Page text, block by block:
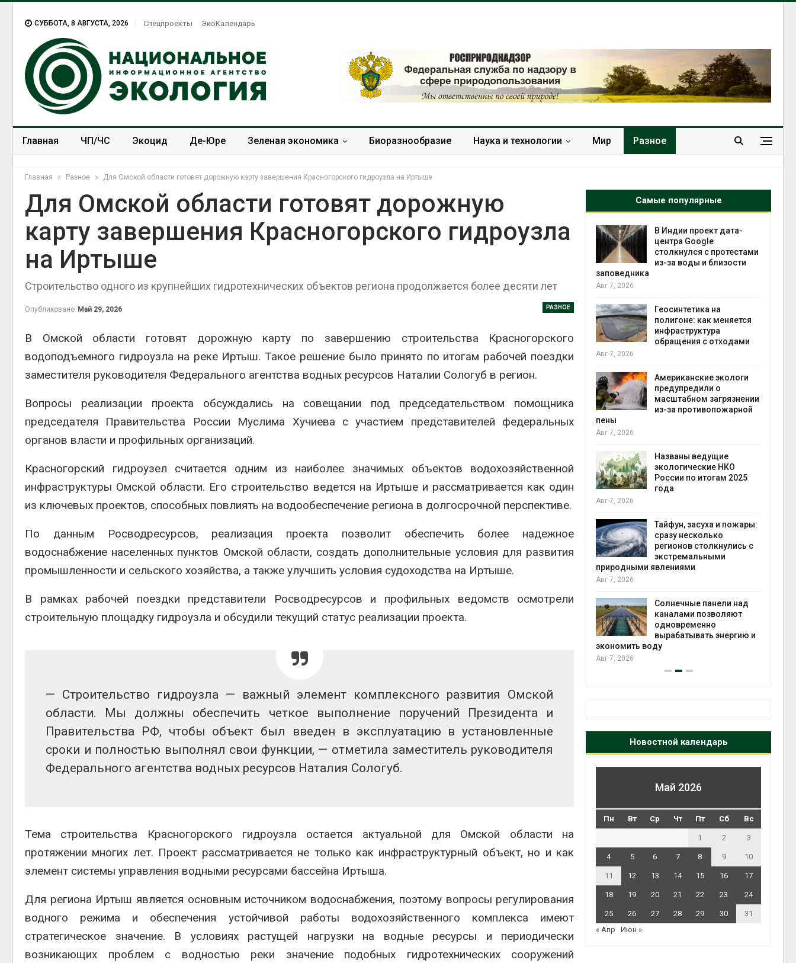
СУББОТА, 8 АВГУСТА, 2026 Спецпроекты ЭкоКалендарь
Главная ЧП/ЧС Экоцид Де-Юре Зеленая экономика Биоразнообразие Наука и технологии Мир Разное
Главная Разное Для Омской области готовят дорожную карту завершения Красногорского гидроузла на Иртыше
Для Омской области готовят дорожную
карту завершения Красногорского гидроузла
на Иртыше
Строительство одного из крупнейших гидротехнических объектов региона продолжается более десяти лет
РАЗНОЕ
Опубликовано Май 29, 2026
В Омской области готовят дорожную карту по завершению строительства Красногорского
водоподъемного гидроузла на реке Иртыш. Такое решение было принято по итогам рабочей поездки
заместителя руководителя Федерального агентства водных ресурсов Наталии Сологуб в регион.
Вопросы реализации проекта обсуждались на совещании под председательством помощника
председателя Правительства России Муслима Хучиева с участием представителей федеральных
органов власти и профильных организаций.
Красногорский гидроузел считается одним из наиболее значимых объектов водохозяйственной
инфраструктуры Омской области. Его строительство ведется на Иртыше и рассматривается как один
из ключевых проектов, способных повлиять на водообеспечение региона в долгосрочной перспективе.
По данным Росводресурсов, реализация проекта позволит обеспечить более надежное
водоснабжение населенных пунктов Омской области, создать дополнительные условия для развития
промышленности и сельского хозяйства, а также улучшить условия судоходства на Иртыше.
В рамках рабочей поездки представители Росводресурсов и профильных ведомств осмотрели
строительную площадку гидроузла и обсудили текущий статус реализации проекта.
— Строительство гидроузла — важный элемент комплексного развития Омской
области. Мы должны обеспечить четкое выполнение поручений Президента и
Правительства РФ, чтобы объект был введен в эксплуатацию в установленные
сроки и полностью выполнял свои функции, — отметила заместитель руководителя
Федерального агентства водных ресурсов Наталия Сологуб.
Тема строительства Красногорского гидроузла остается актуальной для Омской области на
протяжении многих лет. Проект рассматривается не только как инфраструктурный объект, но и как
элемент системы управления водными ресурсами бассейна Иртыша.
Для региона Иртыш является основным источником водоснабжения, поэтому вопросы регулирования
водного режима и обеспечения устойчивой работы водохозяйственного комплекса имеют
стратегическое значение. В условиях растущей нагрузки на водные ресурсы и периодически
возникающих проблем с водностью реки значение подобных гидротехнических сооружений
Самые популярные
Дождевая вода с крыш
может помочь городам
Минприроды
Авг 7, 2026
ограничивает загрузку
Авг 6, 2026
тыс. человек
МЕГА и ВкусВилл
установили
вторсырья
Авг 6, 2026
Учёные предложили
ветра
Авг 6, 2026
Южная Корея ускорит
развитие солнечной
водохранилища Волги и
полтора раза
Авг 7, 2026
Евросоюз потребовал
роста ущерба от пожаров
Авг 7, 2026
кондиционера и почти
Авг 7, 2026
Камчатские северные
перед осенней миграцией
Ozon запустит сбор
Авг 7, 2026
В Индии проект дата-
центра Google
столкнулся с протестами
из-за воды и близости
заповедника
Авг 7, 2026
Геосинтетика на
полигоне: как меняется
инфраструктура
обращения с отходами
Авг 7, 2026
Американские экологи
предупредили о
масштабном загрязнении
из-за противопожарной
пены
Авг 7, 2026
Названы ведущие
экологические НКО
России по итогам 2025
года
Авг 7, 2026
Тайфун, засуха и пожары:
сразу несколько
регионов столкнулись с
экстремальными
природными явлениями
Авг 7, 2026
Солнечные панели над
каналами позволяют
одновременно
вырабатывать энергию и
экономить воду
Авг 7, 2026
Новостной календарь
Май 2026
Пн Вт Ср Чт Пт Сб Вс
1 2 3
4 5 6 7 8 9 10
11 12 13 14 15 16 17
18 19 20 21 22 23 24
25 26 27 28 29 30
31
« Апр
Июн »